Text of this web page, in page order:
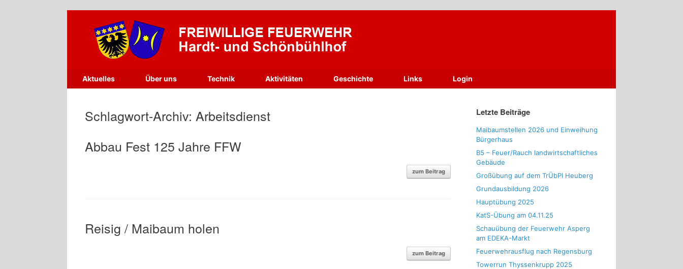
springen
Aktuelles Über uns Technik Aktivitäten Geschichte Links Login
Schlagwort-Archiv: Arbeitsdienst
Abbau Fest 125 Jahre FFW
zum Beitrag
Reisig / Maibaum holen
zum Beitrag
Letzte Beiträge
Maibaumstellen 2026 und Einweihung
Bürgerhaus
B5 – Feuer/Rauch landwirtschaftliches
Gebäude
Großübung auf dem TrÜbPl Heuberg
Grundausbildung 2026
Hauptübung 2025
KatS-Übung am 04.11.25
Schauübung der Feuerwehr Asperg
am EDEKA-Markt
Feuerwehrausflug nach Regensburg
Towerrun Thyssenkrupp 2025